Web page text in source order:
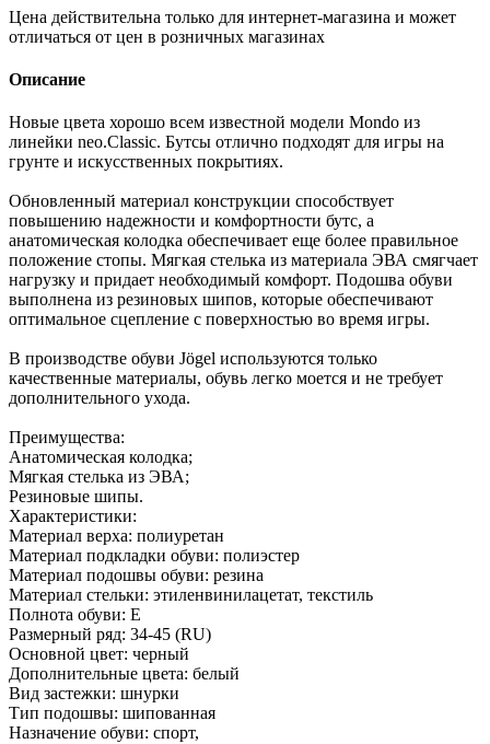
Цена действительна только для интернет-магазина и может
отличаться от цен в розничных магазинах
Описание
Новые цвета хорошо всем известной модели Mondo из
линейки neo.Classic. Бутсы отлично подходят для игры на
грунте и искусственных покрытиях.
Обновленный материал конструкции способствует
повышению надежности и комфортности бутс, а
анатомическая колодка обеспечивает еще более правильное
положение стопы. Мягкая стелька из материала ЭВА смягчает
нагрузку и придает необходимый комфорт. Подошва обуви
выполнена из резиновых шипов, которые обеспечивают
оптимальное сцепление с поверхностью во время игры.
В производстве обуви Jögel используются только
качественные материалы, обувь легко моется и не требует
дополнительного ухода.
Преимущества:
Анатомическая колодка;
Мягкая стелька из ЭВА;
Резиновые шипы.
Характеристики:
Материал верха: полиуретан
Материал подкладки обуви: полиэстер
Материал подошвы обуви: резина
Материал стельки: этиленвинилацетат, текстиль
Полнота обуви: Е
Размерный ряд: 34-45 (RU)
Основной цвет: черный
Дополнительные цвета: белый
Вид застежки: шнурки
Тип подошвы: шипованная
Назначение обуви: спорт,